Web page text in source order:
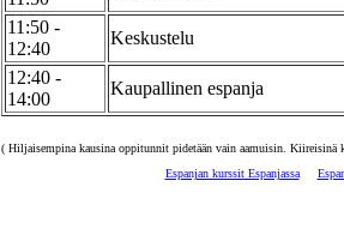
11:50 -
12:40
Keskustelu
12:40 -
14:00
Kaupallinen espanja
( Hiljaisempina kausina oppitunnit pidetään vain aamuisin.
Espanjan kurssit Espanjassa